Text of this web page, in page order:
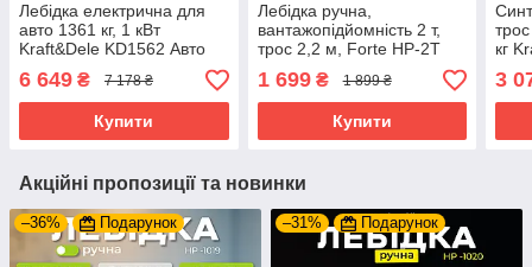
Лебідка електрична для
авто 1361 кг, 1 кВт
Kraft&Dele KD1562 Авто
лебідка
6 649 ₴ 7 178 ₴
Купити
Лебідка ручна,
вантажопідйомність 2 т,
трос 2,2 м, Forte HP-2T
1 699₴ 1 899 ₴
Купити
кг
3
Акційні пропозиції та новинки
–36% Подарунок –31% Подарунок